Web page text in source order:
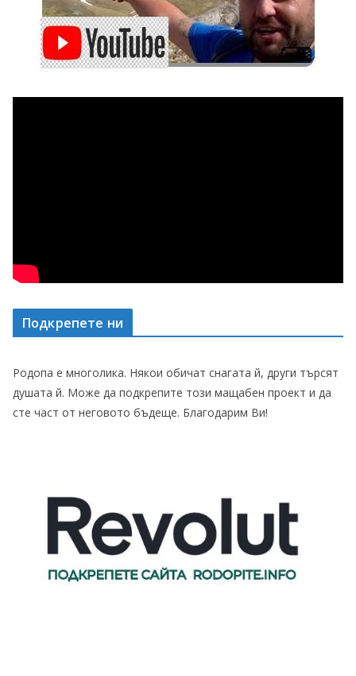
Подкрепете ни
Родопа е многолика. Някои обичат снагата й, други търсят
душата й. Може да подкрепите този мащабен проект и да
сте част от неговото бъдеще. Благодарим Ви!